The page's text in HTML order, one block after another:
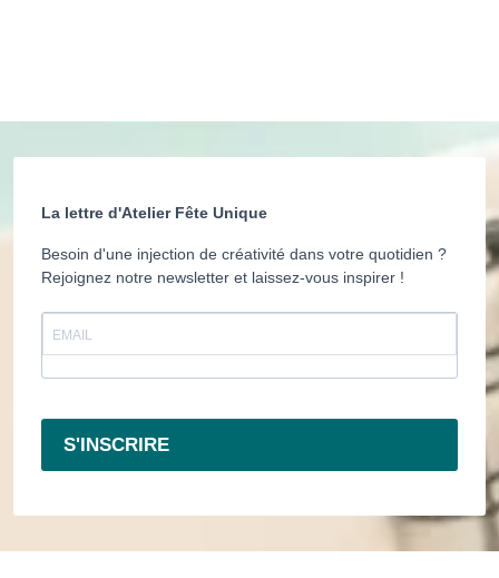
La lettre d'Atelier Fête Unique
Besoin d'une injection de créativité dans votre quotidien ?
Rejoignez notre newsletter et laissez-vous inspirer !
S'INSCRIRE